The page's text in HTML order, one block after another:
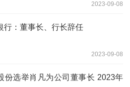
2023-09-08
行：董事长、行长辞任
2023-09-08
份选举肖凡为公司董事长 2023年